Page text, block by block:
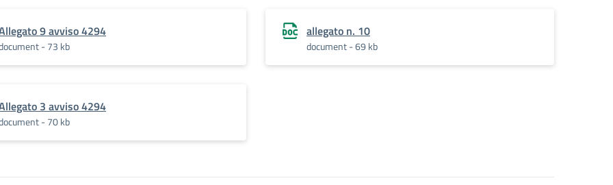
9 avviso 4294
- 73 kb
allegato n. 10
document - 69 kb
3 avviso 4294
- 70 kb